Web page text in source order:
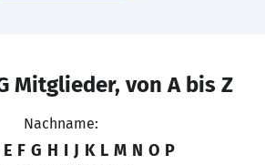
Mitglieder, von A bis Z
Nachname:
E F G H I J K L M N O P